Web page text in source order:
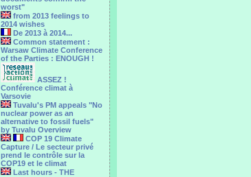
worst"
from 2013 feelings to
2014 wishes
De 2013 à 2014...
Common statement :
Warsaw Climate Conference
of the Parties : ENOUGH !
ASSEZ !
Conférence climat à
Varsovie
Tuvalu's PM appeals "No
nuclear power as an
alternative to fossil fuels"
by Tuvalu Overview
COP 19 Climate
Capture / Le secteur privé
prend le contrôle sur la
COP19 et le climat
Last hours - THE